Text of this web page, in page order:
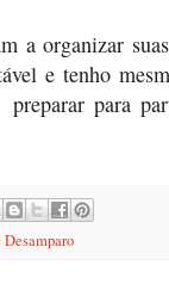
a organizar
e tenho
para